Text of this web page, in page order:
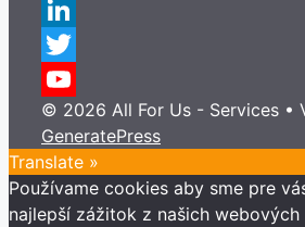
Instagram
LinkedIn
Twitter
YouTube
Channel
© 2026 All For Us - Services •
GeneratePress
Translate »
Používame cookies aby sme pre
najlepší zážitok z našich